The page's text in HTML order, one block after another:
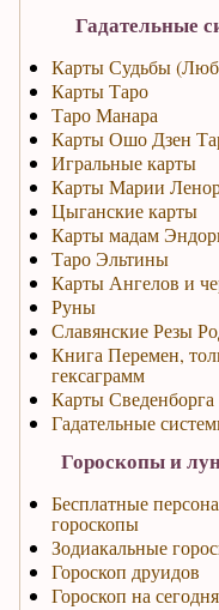
Гадательные
Карты Судьбы
Карты Таро
Таро Манара
Карты Ошо Дзен
Игральные карты
Карты Марии
Цыганские карты
Карты мадам
Таро Эльтины
Карты Ангелов и
Руны
Славянские Резы
Книга Перемен,
гексаграмм
Карты Сведенборга
Гадательные
Гороскопы и
Бесплатные
гороскопы
Зодиакальные
Гороскоп друидов
Гороскоп на